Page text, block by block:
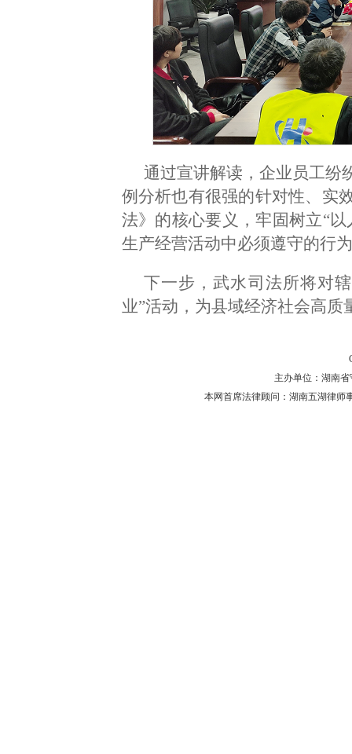
通过宣讲解读，企业员工纷
例分析也有很强的针对性、实
法》的核心要义，牢固树立“
生产经营活动中必须遵守的行
下一步，武水司法所将对
业”活动，为县域经济社会高
主办单位：湖南省
本网首席法律顾问：湖南五湖律师